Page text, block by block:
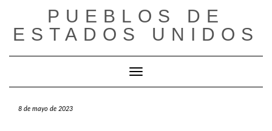
contenido
PUEBLOS DE
ESTADOS UNIDOS
Cambiar modo de navegación
8 de mayo de 2023